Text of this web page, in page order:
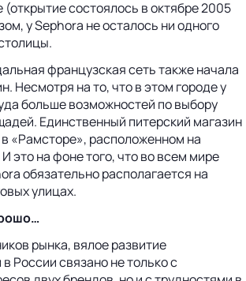
состоялось в октябре 2005
у Sephora не осталось ни одного
французская сеть также начала
Несмотря на то, что в этом городе у
больше возможностей по выбору
Единственный питерский магазин
«Рамсторе», расположенном на
это на фоне того, что во всем мире
обязательно располагается на
улицах.
рынка, вялое развитие
России связано не только с